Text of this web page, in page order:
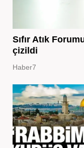
Sıfır Atık
çizildi
Haber7